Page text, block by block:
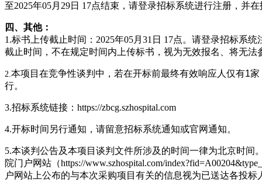
至2025年05月29日 17点结束，请登录招标系统进行注册，并
四、其他：
1.标书上传截止时间：2025年05月31日 17点。请登录招标系统
截止时间，不在规定时间内上传标书，视为无效报名、将无法
2.本项目在竞争性谈判中，若在开标前最终有效响应人仅有1
行。
3.招标系统链接：https://zbcg.szhospital.com
4.开标时间另行通知，请留意招标系统通知或官网通知。
5.本谈判公告及本项目谈判文件所涉及的时间一律为北京时
院门户网站（https://www.szhospital.com/
户网站上公布的与本次采购项目有关的信息视为已送达各投